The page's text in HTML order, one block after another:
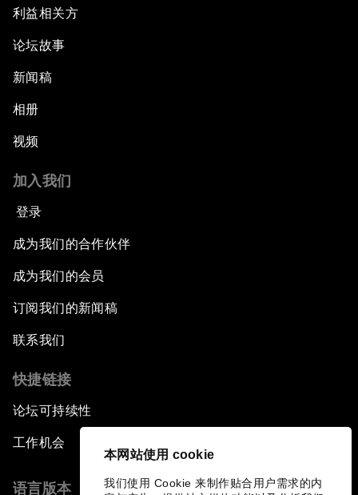
本网站使用 cookie
我们使用 Cookie 来制作贴合用户需求的内
利益相关方
论坛故事
新闻稿
相册
视频
加入我们
登录
成为我们的合作伙伴
成为我们的会员
订阅我们的新闻稿
联系我们
快捷链接
论坛可持续性
工作机会
语言版本